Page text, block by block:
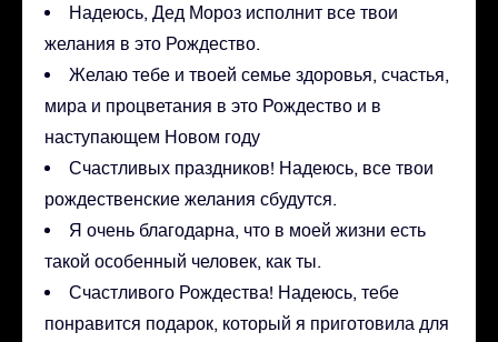
Надеюсь, Дед Мороз исполнит все твои
желания в это Рождество.
Желаю тебе и твоей семье здоровья, счастья,
мира и процветания в это Рождество и в
наступающем Новом году
Счастливых праздников! Надеюсь, все твои
рождественские желания сбудутся.
Я очень благодарна, что в моей жизни есть
такой особенный человек, как ты.
Счастливого Рождества! Надеюсь, тебе
понравится подарок, который я приготовила для